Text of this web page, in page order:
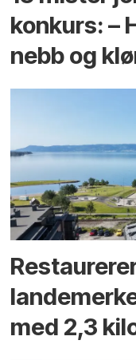
konkurs: –
nebb og
med 2,3